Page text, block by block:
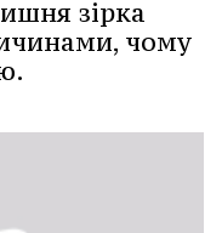
зірка
чому